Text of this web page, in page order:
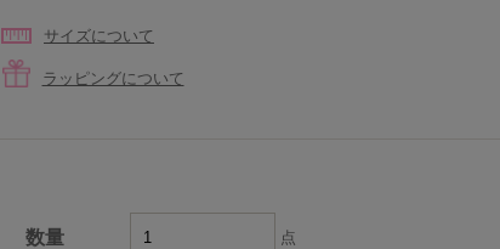
サイズについて
ラッピングについて
数量 点